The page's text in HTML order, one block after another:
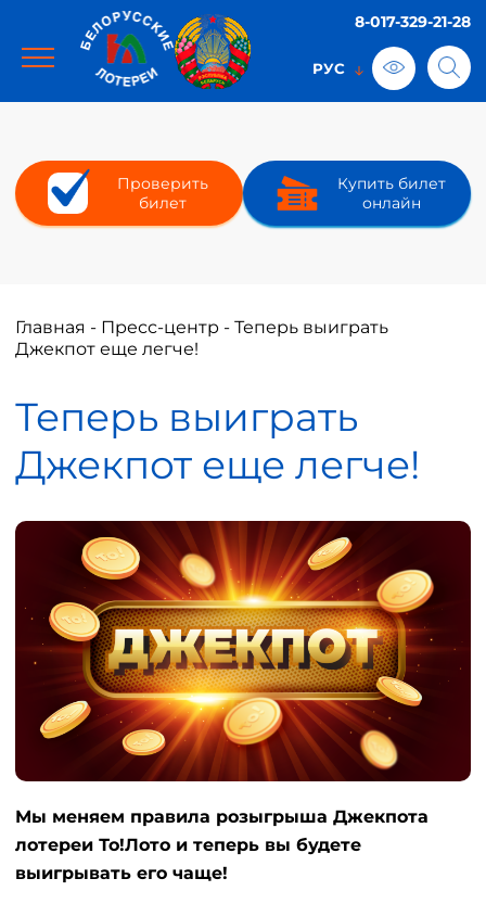
8-017-329-21-28
Проверить
билет
Купить билет
онлайн
Главная - Пресс-центр - Теперь выиграть
Джекпот еще легче!
Теперь выиграть
Джекпот еще легче!
Мы меняем правила розыгрыша Джекпота
лотереи То!Лото и теперь вы будете
выигрывать его чаще!